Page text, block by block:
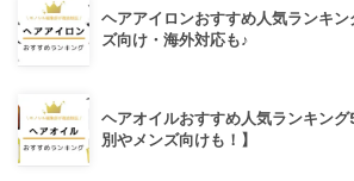
ヘアアイロンおすすめ人気ランキ
ズ向け・海外対応も♪
ヘアオイルおすすめ人気ランキン
別やメンズ向けも！】